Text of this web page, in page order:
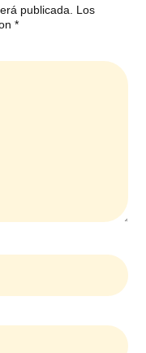
publicada. Los
*